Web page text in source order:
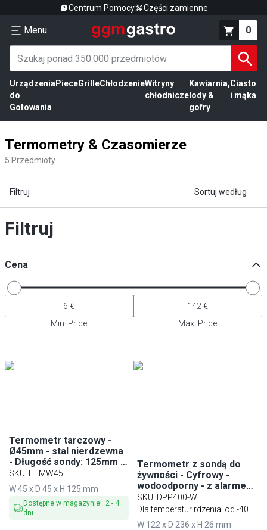
Centrum Pomocy Części zamienne
Menu 0
Urządzenia
do
Gotowania
PieceGrilleChłodzenieWitryny
chłodnicze
Kawiarnia,
lody &
gofry
Ciasto
i mąka
Termometry & Czasomierze
5 Przedmioty
Filtruj Sortuj według
Filtruj
Cena
Min. Price Max. Price
Termometr tarczowy -
Ø45mm - stal nierdzewna
- Długość sondy: 125mm -
-40°C do +70°C
SKU: ETMW45
W 45 x D 45 x H 125 mm
Dostępne w magazynie!: 2 - 4
dni
Termometr z sondą do
żywności - Cyfrowy -
wodoodporny - z alarmem
temperatury - -40°C do
+200°C - Długość sondy:
SKU: DPP400-W
Dla temperatur rdzenia: od -40
do +200 °C
W 122 x D 236 x H 26 mm